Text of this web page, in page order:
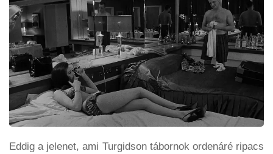
Eddig a jelenet, ami Turgidson tábornok ordenáré ripacs